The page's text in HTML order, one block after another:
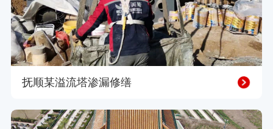
抚顺某溢流塔渗漏修缮